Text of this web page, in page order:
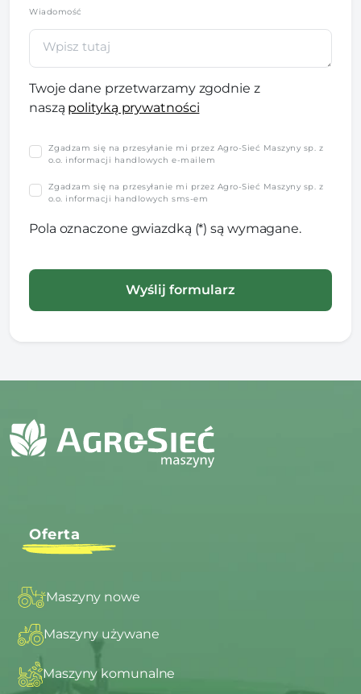
Wiadomość
Twoje dane przetwarzamy zgodnie z
naszą polityką prywatności
Zgadzam się na przesyłanie mi przez Agro-Sieć Maszyny sp. z
o.o. informacji handlowych e-mailem
Zgadzam się na przesyłanie mi przez Agro-Sieć Maszyny sp. z
o.o. informacji handlowych sms-em
Pola oznaczone gwiazdką (*) są wymagane.
Oferta
Maszyny nowe
Maszyny używane
Maszyny komunalne